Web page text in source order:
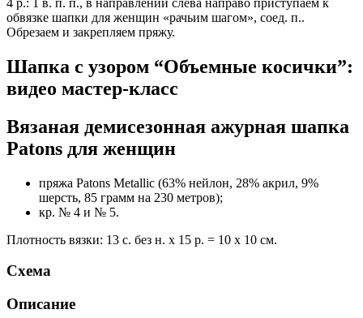
обвязке шапки для женщин «рачьим шагом», соед. п..
Обрезаем и закрепляем пряжу.
Шапка с узором “Объемные косички”:
видео мастер-класс
Вязаная демисезонная ажурная шапка
Patons для женщин
пряжа Patons Metallic (63% нейлон, 28% акрил, 9%
шерсть, 85 грамм на 230 метров);
кр. № 4 и № 5.
Плотность вязки: 13 с. без н. х 15 р. = 10 х 10 см.
Схема
Описание